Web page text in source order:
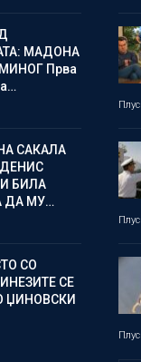
МАДОНА
Прва
САКАЛА
БИЛА
ДА МУ…
СО
СЕ
ЏИНОВСКИ